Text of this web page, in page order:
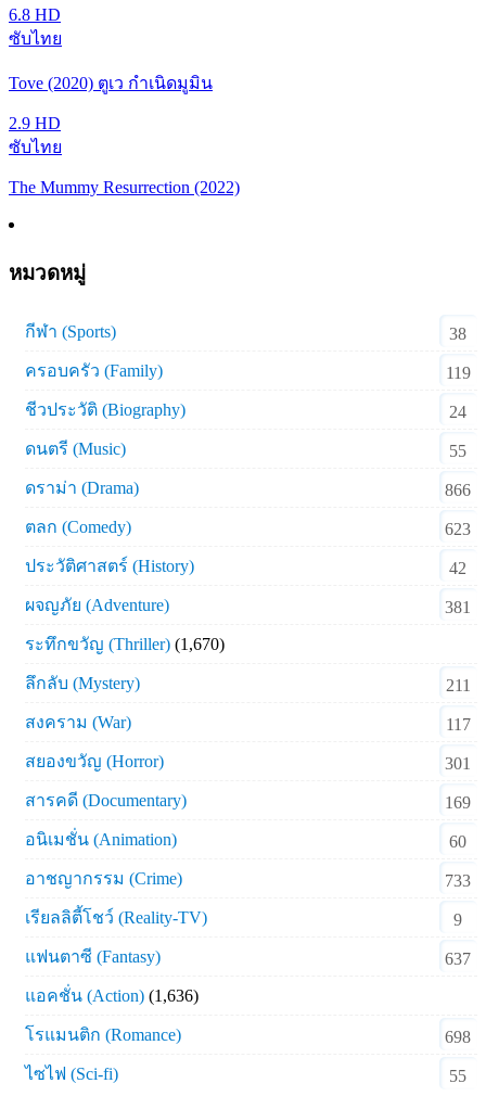
6.8 HD
ซับไทย
Tove (2020) ตูเว กำเนิดมูมิน
2.9 HD
ซับไทย
The Mummy Resurrection (2022)
หมวดหมู่
กีฬา (Sports)
38
ครอบครัว (Family)
119
ชีวประวัติ (Biography)
24
ดนตรี (Music)
55
ดราม่า (Drama)
866
ตลก (Comedy)
623
ประวัติศาสตร์ (History)
42
ผจญภัย (Adventure)
381
ระทึกขวัญ (Thriller) (1,670)
ลึกลับ (Mystery)
211
สงคราม (War)
117
สยองขวัญ (Horror)
301
สารคดี (Documentary)
169
อนิเมชั่น (Animation)
60
อาชญากรรม (Crime)
733
เรียลลิตี้โชว์ (Reality-TV)
9
แฟนตาซี (Fantasy)
637
แอคชั่น (Action) (1,636)
โรแมนติก (Romance)
698
ไซไฟ (Sci-fi)
55